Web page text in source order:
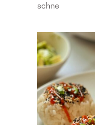
schne